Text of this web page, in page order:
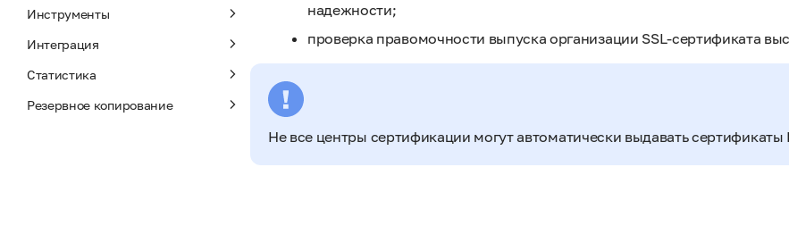
Инструменты
Интеграция
Статистика
Резервное копирование
надежности;
проверка правомочности выпуска организации SSL-сертификата
Не все центры сертификации могут автоматически выдавать сертификаты